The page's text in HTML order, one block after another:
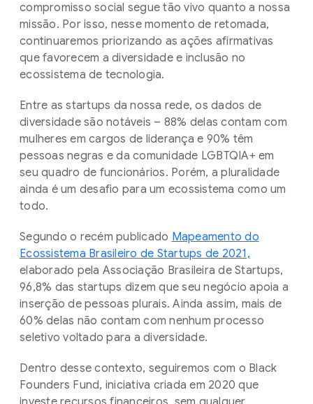
compromisso social segue tão vivo quanto a nossa
missão. Por isso, nesse momento de retomada,
continuaremos priorizando as ações afirmativas
que favorecem a diversidade e inclusão no
ecossistema de tecnologia.
Entre as startups da nossa rede, os dados de
diversidade são notáveis – 88% delas contam com
mulheres em cargos de liderança e 90% têm
pessoas negras e da comunidade LGBTQIA+ em
seu quadro de funcionários. Porém, a pluralidade
ainda é um desafio para um ecossistema como um
todo.
Segundo o recém publicado Mapeamento do
Ecossistema Brasileiro de Startups de 2021,
elaborado pela Associação Brasileira de Startups,
96,8% das startups dizem que seu negócio apoia a
inserção de pessoas plurais. Ainda assim, mais de
60% delas não contam com nenhum processo
seletivo voltado para a diversidade.
Dentro desse contexto, seguiremos com o Black
Founders Fund, iniciativa criada em 2020 que